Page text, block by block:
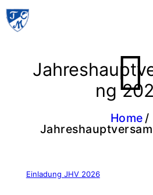
ng
Home
Einladung JHV 2026